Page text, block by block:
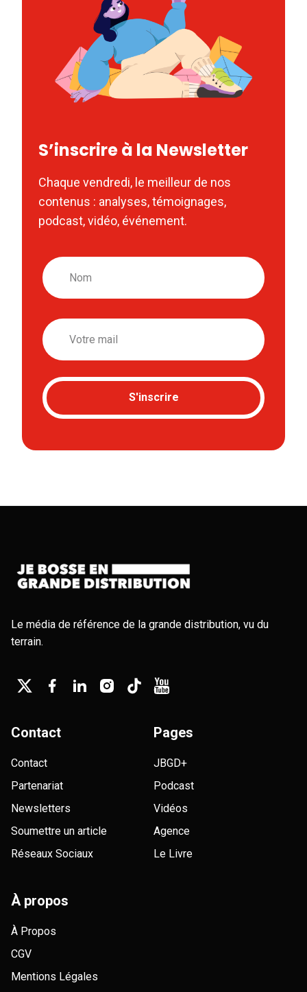
S’inscrire à la Newsletter
Chaque vendredi, le meilleur de nos
contenus : analyses, témoignages,
podcast, vidéo, événement.
Nom
Email
S'inscrire
Le média de référence de la grande distribution, vu du
terrain.
Contact
Contact
Partenariat
Newsletters
Soumettre un article
Réseaux Sociaux
Pages
JBGD+
Podcast
Vidéos
Agence
Le Livre
À propos
À Propos
CGV
Mentions Légales